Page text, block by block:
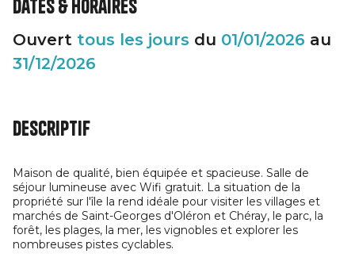
Dates & horaires
Ouvert tous les jours du 01/01/2026 au
31/12/2026
Descriptif
Maison de qualité, bien équipée et spacieuse. Salle de
séjour lumineuse avec Wifi gratuit. La situation de la
propriété sur l'île la rend idéale pour visiter les villages et
marchés de Saint-Georges d'Oléron et Chéray, le parc, la
forêt, les plages, la mer, les vignobles et explorer les
nombreuses pistes cyclables.